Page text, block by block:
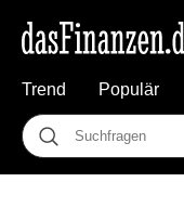
Trend Populär